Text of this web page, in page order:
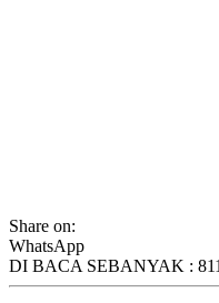
Share on:
WhatsApp
DI BACA SEBANYAK : 811